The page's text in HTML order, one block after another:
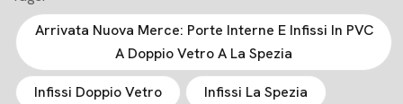
Arrivata Nuova Merce: Porte Interne E Infissi In PVC
A Doppio Vetro A La Spezia
Infissi Doppio Vetro Infissi La Spezia